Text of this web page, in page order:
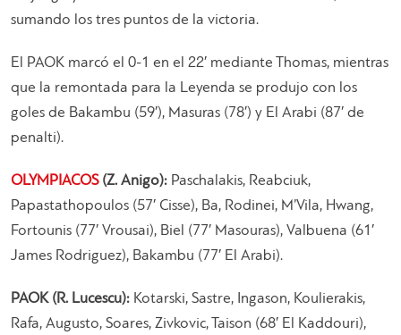
sumando los tres puntos de la victoria.
El PAOK marcó el 0-1 en el 22′ mediante Thomas, mientras
que la remontada para la Leyenda se produjo con los
goles de Bakambu (59′), Masuras (78′) y El Arabi (87′ de
penalti).
OLYMPIACOS(Z. Anigo): Paschalakis, Reabciuk,
Papastathopoulos (57′ Cisse), Ba, Rodinei, M’Vila, Hwang,
Fortounis (77′ Vrousai), Biel (77′ Masouras), Valbuena (61′
James Rodriguez), Bakambu (77′ El Arabi).
PAOK (R. Lucescu): Kotarski, Sastre, Ingason, Koulierakis,
Rafa, Augusto, Soares, Zivkovic, Taison (68′ El Kaddouri),